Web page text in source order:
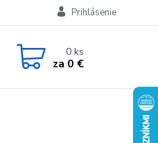
Prihlásenie
0ks
za 0 €